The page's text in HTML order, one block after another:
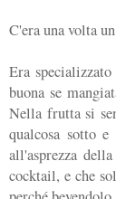
C'era una volta
Era specializzato
buona se
Nella frutta si
qualcosa sotto
all'asprezza
cocktail, e che